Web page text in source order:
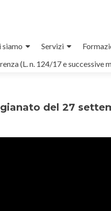
siamo Servizi
(L. n. 124/17 e successive
del 27